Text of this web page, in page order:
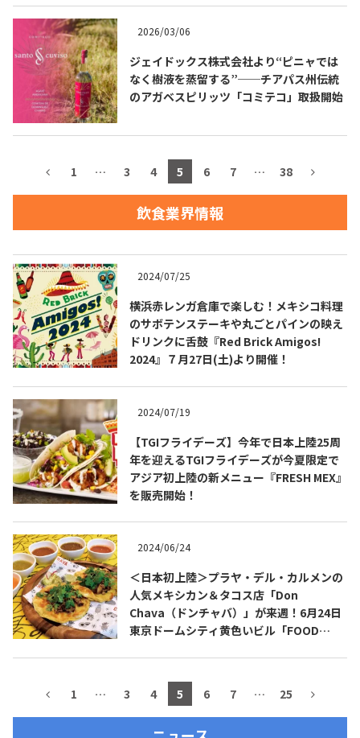
＆レストラン
お問合せ
COPYRIGHT © JUAST All rights reserved.
2026/03/06
ジェイドックス株式会社より“ピニャでは
なく樹液を蒸留する”──チアパス州伝統
のアガベスピリッツ「コミテコ」取扱開始
1 … 3 4 5 6 7 … 38
飲食業界情報
2024/07/25
横浜赤レンガ倉庫で楽しむ！メキシコ料理
のサボテンステーキや丸ごとパインの映え
ドリンクに舌鼓『Red Brick Amigos!
2024』７月27日(土)より開催！
2024/07/19
【TGIフライデーズ】今年で日本上陸25周
年を迎えるTGIフライデーズが今夏限定で
アジア初上陸の新メニュー『FRESH MEX』
を販売開始！
2024/06/24
＜日本初上陸＞プラヤ・デル・カルメンの
人気メキシカン＆タコス店「Don
Chava（ドンチャバ）」が来週！6月24日
東京ドームシティ黄色いビル「FOOD
1 … 3 4 5 6 7 … 25